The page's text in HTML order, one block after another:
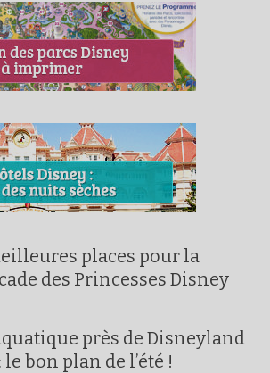
places pour la
des Princesses Disney
près de Disneyland
le bon plan de l’été !